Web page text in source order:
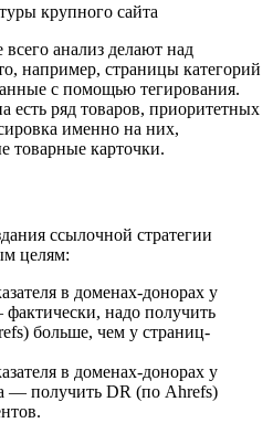
крупного сайта
анализ делают над
например, страницы категорий
с помощью тегирования.
есть ряд товаров, приоритетных
именно на них,
товарные карточки.
ссылочной стратегии
целям:
в доменах-донорах у
надо получить
больше, чем у страниц-
в доменах-донорах у
— получить DR (по Ahrefs)